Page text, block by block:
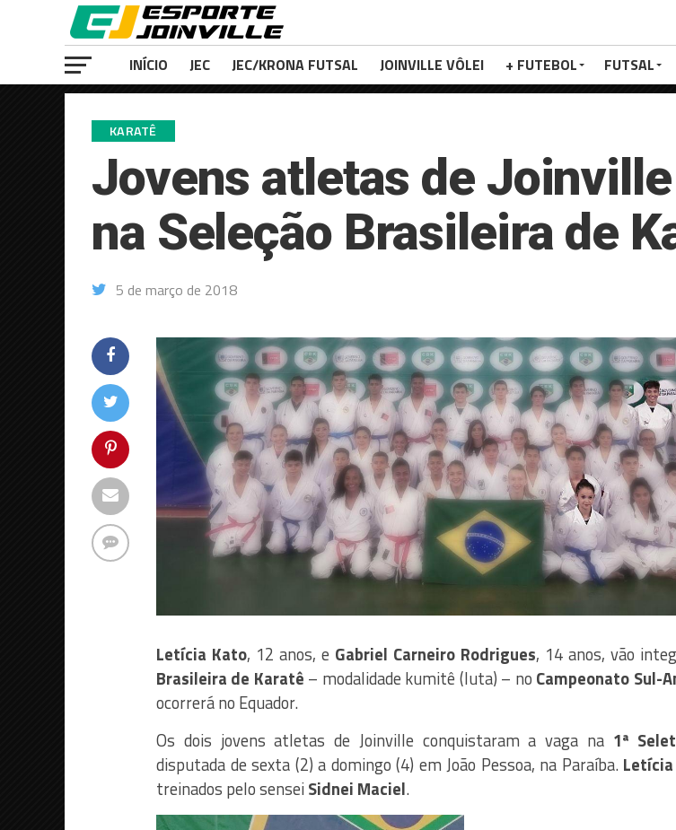
INÍCIO JEC JEC/KRONA FUTSAL JOINVILLE VÔLEI + FUTEBOL FUTSAL
KARATÊ
Jovens atletas de
na Seleção Brasileira de
5 de março de 2018
Letícia Kato, 12 anos, e Gabriel Carneiro Rodrigues, 14 anos, vão
Brasileira de Karatê – modalidade kumitê (luta) – no Campeonato Sul-
ocorrerá no Equador.
Os dois jovens atletas de Joinville conquistaram a vaga na 1ª
disputada de sexta (2) a domingo (4) em João Pessoa, na Paraíba. Letícia
treinados pelo senseiSidnei Maciel.